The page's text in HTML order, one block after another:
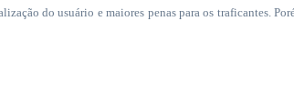
do usuário e maiores penas para os traficantes.